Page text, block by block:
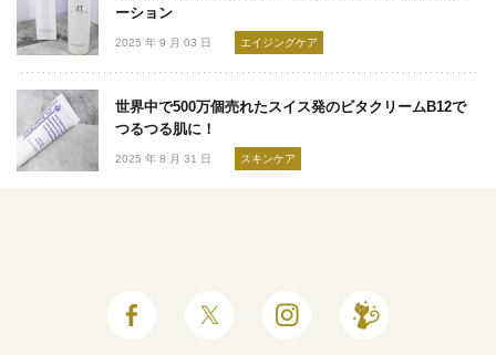
ーション
2025 年 9 月 03 日 エイジングケア
世界中で500万個売れたスイス発のビタクリームB12で
つるつる肌に！
2025 年 8 月 31 日 スキンケア